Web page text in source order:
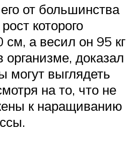
от большинства
которого
см, а весил он 95 кг
доказал
могут выглядеть
на то, что не
к наращиванию